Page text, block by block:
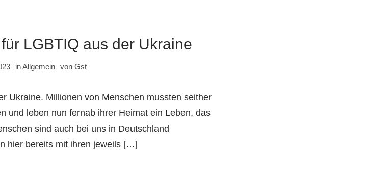
LGBTIQ aus der Ukraine
inAllgemein von Gst
Ukraine. Millionen von Menschen mussten seither
und leben nun fernab ihrer Heimat ein Leben, das
sind auch bei uns in Deutschland
hier bereits mit ihren jeweils […]